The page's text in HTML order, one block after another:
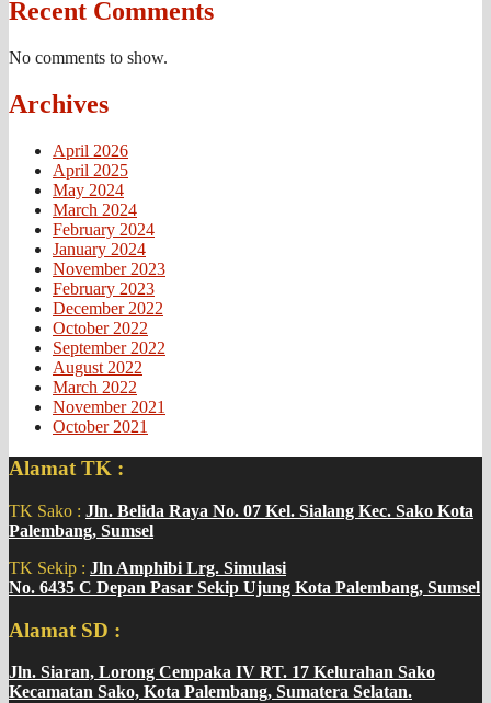
Recent Comments
No comments to show.
Archives
April 2026
April 2025
May 2024
March 2024
February 2024
January 2024
November 2023
February 2023
December 2022
October 2022
September 2022
August 2022
March 2022
November 2021
October 2021
Alamat TK :
TK Sako : Jln. Belida Raya No. 07 Kel. Sialang Kec. Sako Kota
Palembang, Sumsel
TK Sekip : Jln Amphibi Lrg. Simulasi
No. 6435 C Depan Pasar Sekip Ujung Kota Palembang, Sumsel
Alamat SD :
Jln. Siaran, Lorong Cempaka IV RT. 17 Kelurahan Sako
Kecamatan Sako, Kota Palembang, Sumatera Selatan.